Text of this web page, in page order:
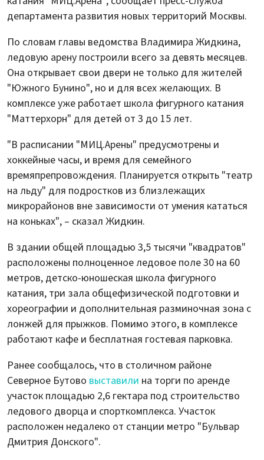
департамента развития новых территорий Москвы.
По словам главы ведомства Владимира Жидкина,
ледовую арену построили всего за девять месяцев.
Она открывает свои двери не только для жителей
"Южного Бунино", но и для всех желающих. В
комплексе уже работает школа фигурного катания
"Маттерхорн" для детей от 3 до 15 лет.
"В расписании "МИЦ.Арены" предусмотрены и
хоккейные часы, и время для семейного
времяпрепровождения. Планируется открыть "театр
на льду" для подростков из близлежащих
микрорайонов вне зависимости от умения кататься
на коньках", – сказал Жидкин.
В здании общей площадью 3,5 тысячи "квадратов"
расположены полноценное ледовое поле 30 на 60
метров, детско-юношеская школа фигурного
катания, три зала общефизической подготовки и
хореографии и дополнительная разминочная зона с
лонжей для прыжков. Помимо этого, в комплексе
работают кафе и бесплатная гостевая парковка.
Ранее сообщалось, что в столичном районе
Северное Бутово выставили на торги по аренде
участок площадью 2,6 гектара под строительство
ледового дворца и спорткомплекса. Участок
расположен недалеко от станции метро "Бульвар
Дмитрия Донского".